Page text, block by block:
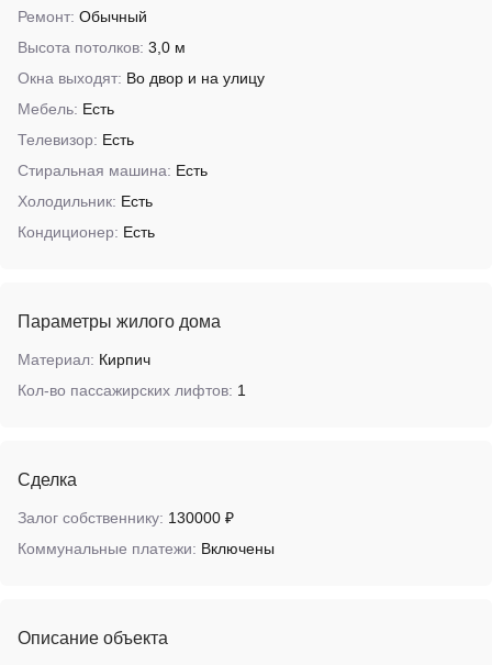
Ремонт: Обычный
Высота потолков: 3,0 м
Окна выходят: Во двор и на улицу
Мебель: Есть
Телевизор: Есть
Стиральная машина: Есть
Холодильник: Есть
Кондиционер: Есть
Параметры жилого дома
Материал: Кирпич
Кол-во пассажирских лифтов: 1
Сделка
Залог собственнику: 130000 ₽
Коммунальные платежи: Включены
Описание объекта